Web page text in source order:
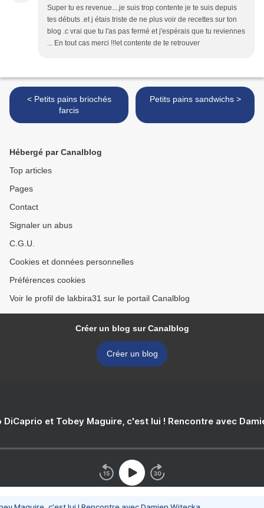
Super tu es revenue....je suis trop contente je te suis depuis
tes débuts .et j étais triste de ne plus voir de recettes sur ton
blog .c vrai que tu l'as pas fermé et j'espérais que tu reviennes
... En tout cas merci !!!et contente de te retrouver
< Petits pains briochés
farcis
Petits pains sandwichs >
Hébergé par Canalblog
Top articles
Pages
Contact
Signaler un abus
C.G.U.
Cookies et données personnelles
Préférences cookies
Voir le profil de lakbira31 sur le portail Canalblog
Créer un blog sur Canalblog
Créer un blog
DiCaprio et Tobey Maguire, c'est lui ! Rencontre avec